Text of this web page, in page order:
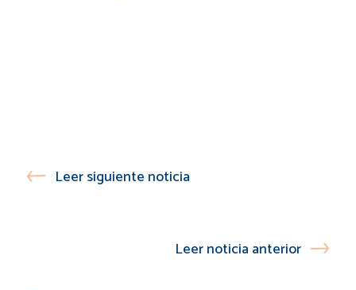
Leer siguiente noticia
Leer noticia anterior